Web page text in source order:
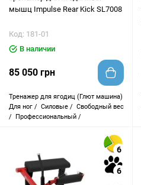
мышц Impulse Rear Kick SL7008
Код: 181-01
В наличии
85 050 грн
Тренажер для ягодиц (Глют машина)
Для ног / Силовые / Свободный вес
/
Профессиональный /
6
6